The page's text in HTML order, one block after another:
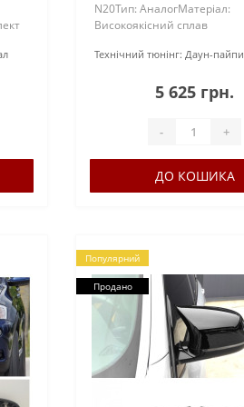
N20Тип: АналогМатеріал:
Високоякісний сплав
отворами (з заглушкою) під
Технічний тюнінг: Даун-пайпи
5 625 грн.
- +
ДО КОШИКА
Популярний
Продано